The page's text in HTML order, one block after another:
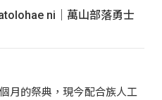
ni｜萬山部落勇士
月的祭典，現今配合族人工